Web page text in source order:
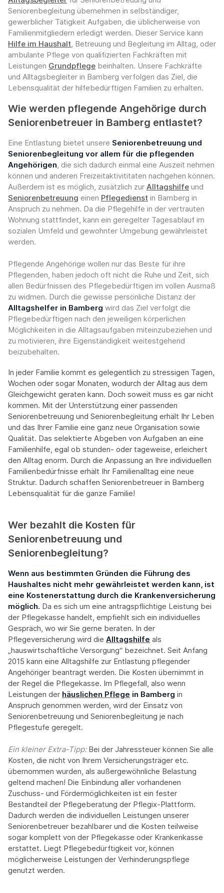
Seniorenbegleitung übernehmen in selbständiger,
gewerblicher Tätigkeit Aufgaben, die üblicherweise von
Familienmitgliedern erledigt werden. Dieser Service kann
Hilfe im Haushalt, Betreuung und Begleitung im Alltag, oder
ambulante Pflege von qualifizierten Fachkräften mit
Leistungen Grundpflege beinhalten. Unsere Fachkräfte
und Alltagsbegleiter in Bamberg verfolgen das Ziel, die
Lebensqualität der hilfebedürftigen Familien zu erhalten.
Wie werden pflegende Angehörige durch
Seniorenbetreuer in Bamberg entlastet?
Eine Entlastung bietet unsere Seniorenbetreuung und
Seniorenbegleitung vor allem für die pflegenden
Angehörigen, die sich dadurch einmal eine Auszeit nehmen
können und anderen Freizeitaktivititaten nachgehen können.
Außerdem ist es möglich, zusätzlich zur Alltagshilfe und
Seniorenbetreuung einen Pflegedienst in Bamberg in
Anspruch zu nehmen. Da die Pflegehilfe in der vertrauten
Wohnung stattfindet, kann ein geregelter Tagesablauf im
sozialen Umfeld und gewohnter Umgebung gewährleistet
werden.
Pflegende Angehörige wollen nur das Beste für ihre
Pflegenden, haben jedoch oft nicht die Ruhe und Zeit, sich
allen Bedürfnissen des Pflegebedürftigen im vollen Ausmaß
zu widmen. Durch die gewisse persönliche Distanz der
Alltagshelfer in Bamberg wird das Ziel verfolgt die
Pflegebedürftigen nach den jeweiligen körperlichen
Möglichkeiten in die Alltagsaufgaben miteinzubeziehen und
zu motivieren, ihre Eigenständigkeit weitestgehend
beizubehalten.
In jeder Familie kommt es gelegentlich zu stressigen Tagen,
Wochen oder sogar Monaten, wodurch der Alltag aus dem
Gleichgewicht geraten kann. Doch soweit muss es gar nicht
kommen. Mit der Unterstützung einer passenden
Seniorenbetreuung und Seniorenbegleitung erhält Ihr Leben
und das Ihrer Familie eine ganz neue Organisation sowie
Qualität. Das selektierte Abgeben von Aufgaben an eine
Familienhilfe, egal ob stunden- oder tageweise, erleichert
den Alltag enorm. Durch die Anpassung an Ihre individuellen
Familienbedürfnisse erhält Ihr Familienalltag eine neue
Struktur. Dadurch schaffen Seniorenbetreuer in Bamberg
Lebensqualität für die ganze Familie!
Wer bezahlt die Kosten für
Seniorenbetreuung und
Seniorenbegleitung?
Wenn aus bestimmten Gründen die Führung des
Haushaltes nicht mehr gewährleistet werden kann, ist
eine Kostenerstattung durch die Krankenversicherung
möglich. Da es sich um eine antragspflichtige Leistung bei
der Pflegekasse handelt, empfiehlt sich ein individuelles
Gespräch, wo wir Sie gerne beraten. In der
Pflegeversicherung wird die Alltagshilfe als
„hauswirtschaftliche Versorgung“ bezeichnet. Seit Anfang
2015 kann eine Alltagshilfe zur Entlastung pflegender
Angehöriger beantragt werden. Die Kosten übernimmt in
der Regel die Pflegekasse. Im Pflegefall, also wenn
Leistungen der häuslichen Pflege in Bamberg in
Anspruch genommen werden, wird der Einsatz von
Seniorenbetreuung und Seniorenbegleitung je nach
Pflegestufe geregelt.
Ein kleiner Extra-Tipp:‍ Bei der Jahressteuer können Sie alle
Kosten, die nicht von Ihrem Versicherungsträger etc.
übernommen wurden, als außergewöhnliche Belastung
geltend machen! Die Einbindung aller vorhandenen
Zuschuss- und Fördermöglichkeiten ist ein fester
Bestandteil der Pflegeberatung der Pflegix-Plattform.
Dadurch werden die individuellen Leistungen unserer
Seniorenbetreuer bezahlbarer und die Kosten teilweise
sogar komplett von der Pflegekasse oder Krankenkasse
erstattet. Liegt Pflegebedürftigkeit vor, können
möglicherweise Leistungen der Verhinderungspflege
genutzt werden.